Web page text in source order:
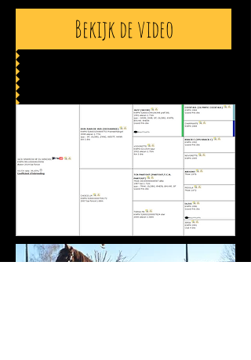
Bekijk de video